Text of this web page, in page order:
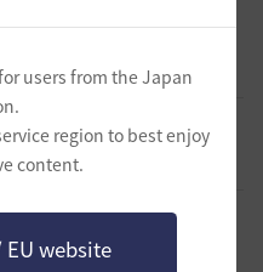
users from the Japan
region to best enjoy
content.
EU website
しゃべりを楽しんだり(*'ω'*)
時間前
】ギルドメンバー募集中！ 初心
21 時間前
言推奨・ソロ向けギルド「スト